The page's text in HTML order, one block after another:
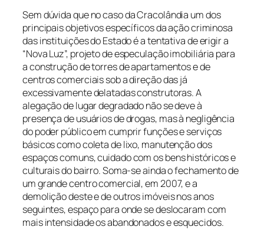
Sem dúvida que no caso da Cracolândia um dos
principais objetivos específicos da ação criminosa
das instituições do Estado é a tentativa de erigir a
“Nova Luz”, projeto de especulação imobiliária para
a construção de torres de apartamentos e de
centros comerciais sob a direção das já
excessivamente delatadas construtoras. A
alegação de lugar degradado não se deve à
presença de usuários de drogas, mas à negligência
do poder público em cumprir funções e serviços
básicos como coleta de lixo, manutenção dos
espaços comuns, cuidado com os bens históricos e
culturais do bairro. Soma-se ainda o fechamento de
um grande centro comercial, em 2007, e a
demolição deste e de outros imóveis nos anos
seguintes, espaço para onde se deslocaram com
mais intensidade os abandonados e esquecidos.